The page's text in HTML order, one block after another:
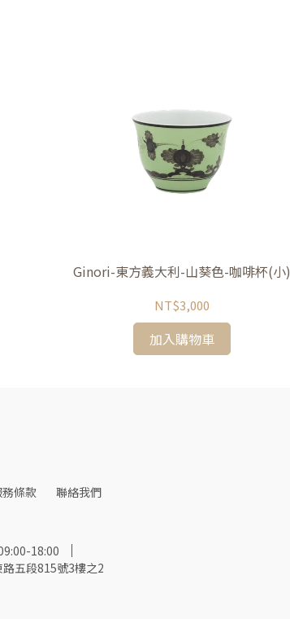
Ginori-東方義大利-山葵色-咖啡杯(小)
NT$3,000
加入購物車
條款 聯絡我們
18:00
五段815號3樓之2